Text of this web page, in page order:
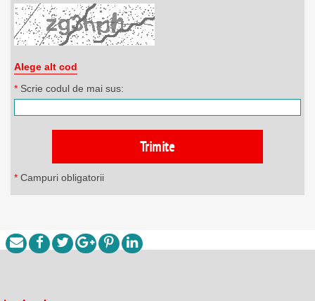
Alege alt cod
* Scrie codul de mai sus:
* Campuri obligatorii